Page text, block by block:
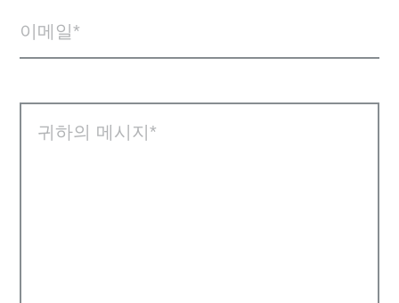
이메일
귀하의 메시지